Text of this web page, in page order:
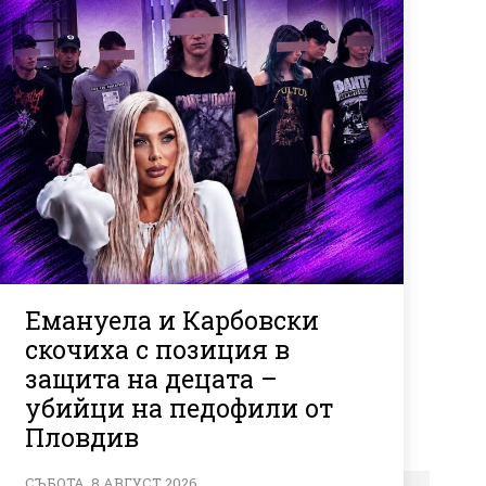
Емануела и Карбовски
скочиха с позиция в
защита на децата –
убийци на педофили от
Пловдив